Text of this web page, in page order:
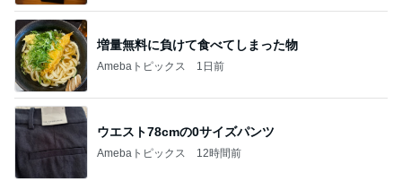
増量無料に負けて食べてしまった物
Amebaトピックス 1日前
ウエスト78cmの0サイズパンツ
Amebaトピックス 12時間前